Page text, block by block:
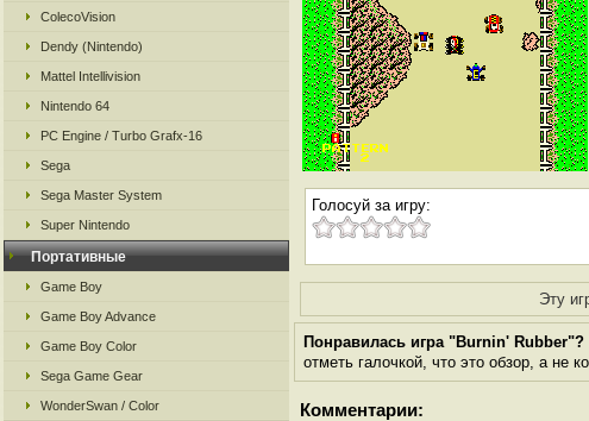
ColecoVision
Dendy (Nintendo)
Mattel Intellivision
Nintendo 64
PC Engine / Turbo Grafx-16
Sega
Sega Master System
Super Nintendo
Портативные
Game Boy
Game Boy Advance
Game Boy Color
Sega Game Gear
WonderSwan / Color
Голосуй за игру:
Эту
Понравилась игра "Burnin' Rubber"?
отметь галочкой, что это обзор, а не
Комментарии: